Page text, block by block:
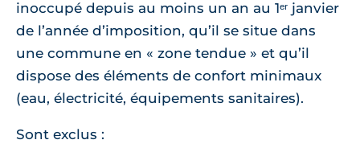
inoccupé depuis au moins un an au 1ᵉʳ janvier
de l’année d’imposition, qu’il se situe dans
une commune en « zone tendue » et qu’il
dispose des éléments de confort minimaux
(eau, électricité, équipements sanitaires).
Sont exclus :